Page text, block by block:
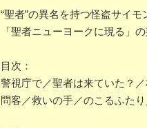
“聖者”の異名を持つ怪盗サイ
「聖者ニューヨークに現る」
目次：
警視庁で／聖者は来ていた？
問客／救いの手／のこるふた